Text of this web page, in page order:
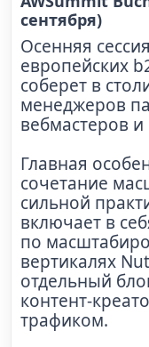
сентября)
Осенняя
европейских
соберет в
менеджеров
вебмастеров
Главная
сочетание
сильной
включает в
по
вертикалях
отдельный
контент-
трафиком.